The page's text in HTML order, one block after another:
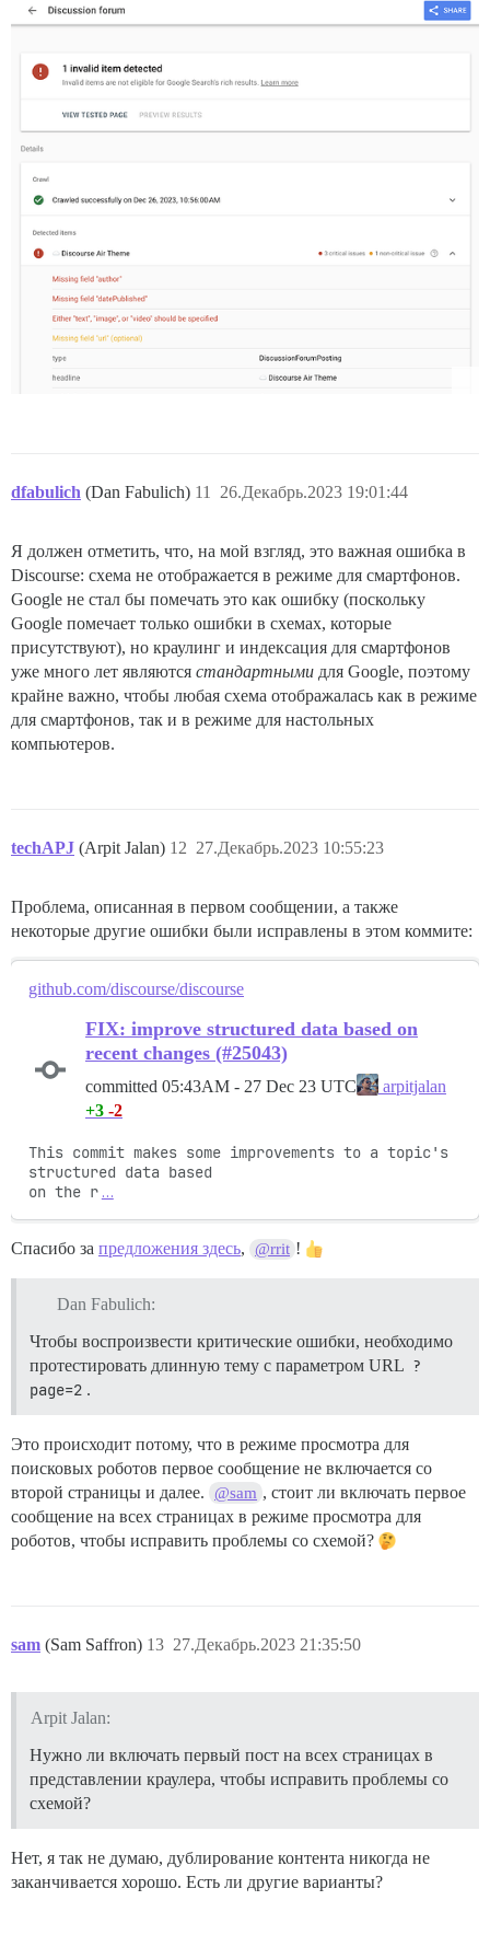
dfabulich (Dan Fabulich) 26.Декабрь.2023 19:01:44
11
Я должен отметить, что, на мой взгляд, это важная ошибка в
Discourse: схема не отображается в режиме для смартфонов.
Google не стал бы помечать это как ошибку (поскольку
Google помечает только ошибки в схемах, которые
присутствуют), но краулинг и индексация для смартфонов
уже много лет являются стандартными для Google, поэтому
крайне важно, чтобы любая схема отображалась как в режиме
для смартфонов, так и в режиме для настольных
компьютеров.
techAPJ (Arpit Jalan) 27.Декабрь.2023 10:55:23
12
Проблема, описанная в первом сообщении, а также
некоторые другие ошибки были исправлены в этом коммите:
github.com/discourse/discourse
FIX: improve structured data based on
recent changes (#25043)
committed 05:43AM - 27 Dec 23 UTC
arpitjalan
+3 -2
This commit makes some improvements to a topic's
structured data based
on the r …
Спасибо за предложения здесь, @rrit !
Dan Fabulich:
Чтобы воспроизвести критические ошибки, необходимо
протестировать длинную тему с параметром URL ?
page=2 .
Это происходит потому, что в режиме просмотра для
поисковых роботов первое сообщение не включается со
второй страницы и далее.
@sam , стоит ли включать первое
сообщение на всех страницах в режиме просмотра для
роботов, чтобы исправить проблемы со схемой?
sam (Sam Saffron) 27.Декабрь.2023 21:35:50
13
Arpit Jalan:
Нужно ли включать первый пост на всех страницах в
представлении краулера, чтобы исправить проблемы со
схемой?
Нет, я так не думаю, дублирование контента никогда не
заканчивается хорошо. Есть ли другие варианты?